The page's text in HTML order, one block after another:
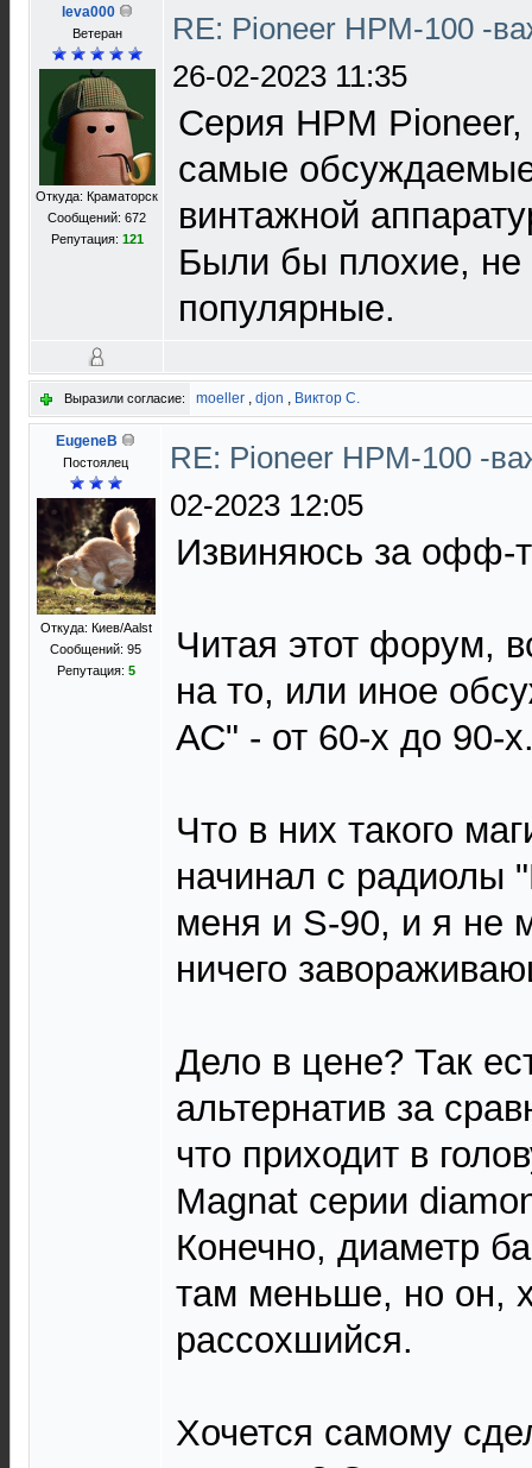
leva000
Ветеран
Откуда: Краматорск
Сообщений: 672
Репутация: 121
RE: Pioneer HPM-100 -
26-02-2023 11:35
Серия HPM
самые
винтажной
Были бы плохие,
популярные.
Выразили согласие: moeller , djon , Виктор С.
EugeneB
Постоялец
Откуда: Киев/Aalst
Сообщений: 95
Репутация: 5
RE: Pioneer HPM-100 -
02-2023 12:05
Извиняюсь за офф-
Читая этот форум,
на то, или иное
АС" - от 60-х до 90-
Что в них такого
начинал с радиолы
меня и S-90, и я не
ничего
Дело в цене? Так
альтернатив за
что приходит в
Magnat серии
Конечно, диаметр
там меньше, но он,
рассохшийся.
Хочется самому